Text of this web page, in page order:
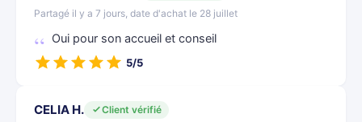
Partagé il y a 7 jours, date d'achat le 28 juillet
Oui pour son accueil et conseil
5/5
CELIA H.
Client vérifié